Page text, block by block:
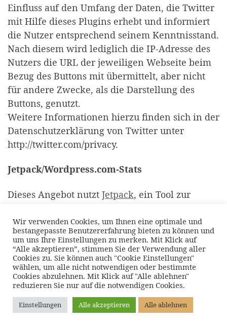
Einfluss auf den Umfang der Daten, die Twitter
mit Hilfe dieses Plugins erhebt und informiert
die Nutzer entsprechend seinem Kenntnisstand.
Nach diesem wird lediglich die IP-Adresse des
Nutzers die URL der jeweiligen Webseite beim
Bezug des Buttons mit übermittelt, aber nicht
für andere Zwecke, als die Darstellung des
Buttons, genutzt.
Weitere Informationen hierzu finden sich in der
Datenschutzerklärung von Twitter unter
http://twitter.com/privacy.
Jetpack/Wordpress.com-Stats
Dieses Angebot nutzt Jetpack, ein Tool zur
betrieben vonAutomattic, Inc. 132 Hawthorne
Street San Francisco, CA 94107, USA, unter
Einsatz der Trackingtechnologie
vonQuantcastInc., 201 3rd St, Floor 2, San
Francisco, CA 94103-3153, USA. WordPress.com-
Stats verwendet sog. „Cookies“, Textdateien, die
auf Ihrem Computer gespeichert werden und
Wir verwenden Cookies, um Ihnen eine optimale und
bestangepasste Benutzererfahrung bieten zu können und
um uns Ihre Einstellungen zu merken. Mit Klick auf
“Alle akzeptieren”, stimmen Sie der Verwendung aller
Cookies zu. Sie können auch "Cookie Einstellungen"
wählen, um alle nicht notwendigen oder bestimmte
Cookies abzulehnen. Mit Klick auf "Alle ablehnen"
reduzieren Sie nur auf die notwendigen Cookies.
Einstellungen Alle akzeptieren Alle ablehnen